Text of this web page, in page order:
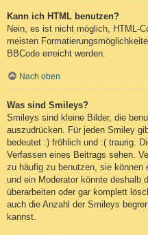
Kann ich HTML benutzen?
Nein, es ist nicht möglich, HTML-
meisten
BBCode erreicht werden.
Nach oben
Was sind Smileys?
Smileys sind kleine Bilder, die
auszudrücken. Für jeden Smiley
bedeutet :) fröhlich und :( traurig.
Verfassen eines Beitrags sehen.
zu häufig zu benutzen, sie können
und ein Moderator könnte deshalb
überarbeiten oder gar komplett
auch die Anzahl der Smileys
kannst.